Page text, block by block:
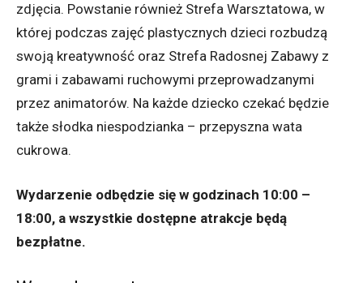
zdjęcia. Powstanie również Strefa Warsztatowa, w
której podczas zajęć plastycznych dzieci rozbudzą
swoją kreatywność oraz Strefa Radosnej Zabawy z
grami i zabawami ruchowymi przeprowadzanymi
przez animatorów. Na każde dziecko czekać będzie
także słodka niespodzianka – przepyszna wata
cukrowa.
Wydarzenie odbędzie się w godzinach 10:00 –
18:00, a wszystkie dostępne atrakcje będą
bezpłatne.